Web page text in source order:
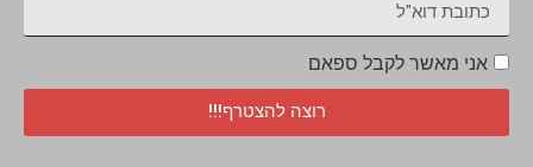
אני מאשר לקבל ספאם
רוצה להצטרף!!!